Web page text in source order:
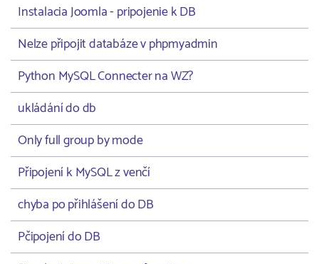
Instalacia Joomla - pripojenie k DB
Nelze připojit databáze v phpmyadmin
Python MySQL Connecter na WZ?
ukládání do db
Only full group by mode
Připojení k MySQL z venčí
chyba po přihlášení do DB
Pčipojení do DB